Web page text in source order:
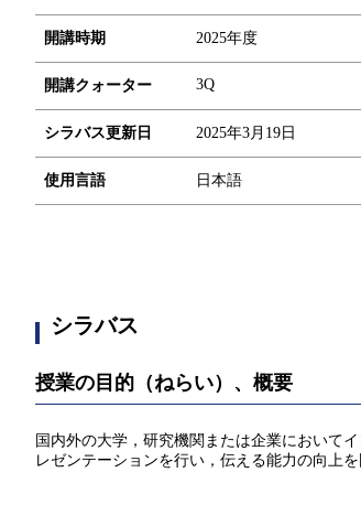
開講時期 2025年度
開講クォーター 3Q
シラバス更新日 2025年3月19日
使用言語 日本語
シラバス
授業の目的（ねらい）、概要
国内外の大学，研究機関または企業において
レゼンテーションを行い，伝える能力の向上を